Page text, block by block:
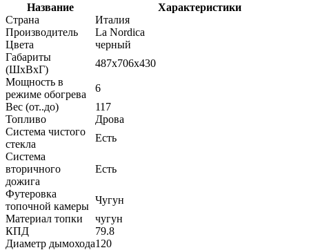
Название
Характеристики
Страна
Италия
Производитель
La Nordica
Цвета
черный
Габариты
(ШхВхГ)
487x706x430
Мощность в
режиме обогрева
6
Вес (от..до)
117
Топливо
Дрова
Система чистого
стекла
Есть
Система
вторичного
дожига
Есть
Футеровка
топочной камеры
Чугун
Материал топки
чугун
КПД
79.8
Диаметр дымохода120